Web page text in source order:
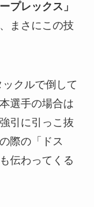
プレックス」
まさにこの技
クルで倒して
選手の場合は
引に引っこ抜
際の「ドス
伝わってくる